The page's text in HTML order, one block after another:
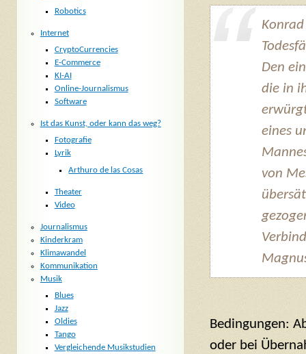
Den
die in
eines
von
Bedingungen:
oder bei
Robotics
Internet
CryptoCurrencies
E-Commerce
KI-AI
Online-Journalismus
Software
Ist das Kunst, oder kann das weg?
Fotografie
Lyrik
Arthuro de las Cosas
Theater
Video
Journalismus
Kinderkram
Klimawandel
Kommunikation
Musik
Blues
Jazz
Oldies
Tango
Vergleichende Musikstudien